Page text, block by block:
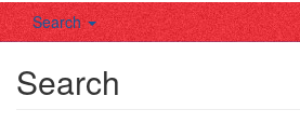
Search
Search